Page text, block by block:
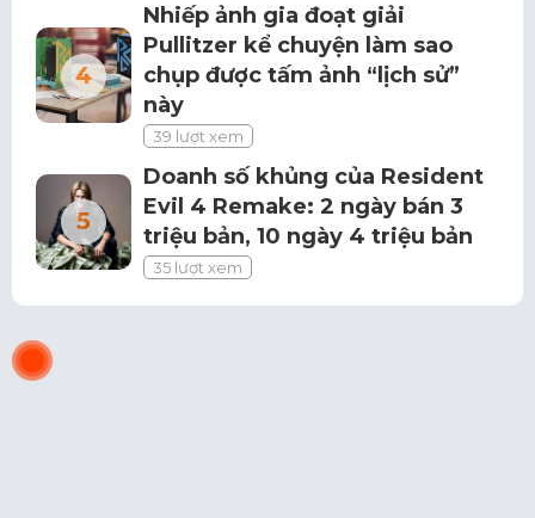
Nhiếp ảnh gia đoạt giải
Pullitzer kể chuyện làm sao
chụp được tấm ảnh “lịch sử”
này
39 lượt xem
Doanh số khủng của Resident
Evil 4 Remake: 2 ngày bán 3
triệu bản, 10 ngày 4 triệu bản
35 lượt xem